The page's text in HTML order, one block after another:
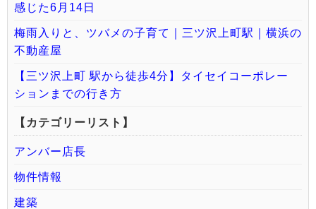
感じた6月14日
梅雨入りと、ツバメの子育て｜三ツ沢上町駅｜横浜の
不動産屋
【三ツ沢上町 駅から徒歩4分】タイセイコーポレー
ションまでの行き方
【カテゴリーリスト】
アンバー店長
物件情報
建築